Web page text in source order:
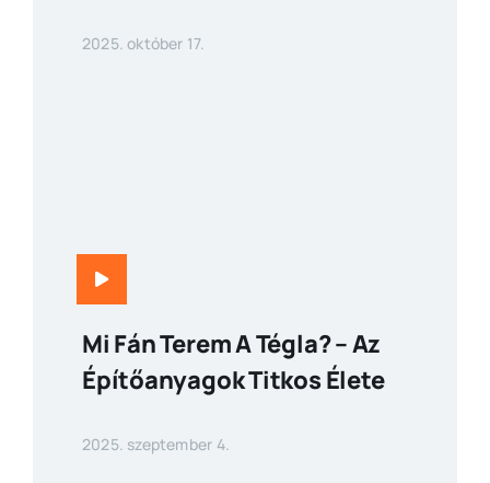
2025. október 17.
Mi Fán Terem A Tégla? – Az
Építőanyagok Titkos Élete
2025. szeptember 4.